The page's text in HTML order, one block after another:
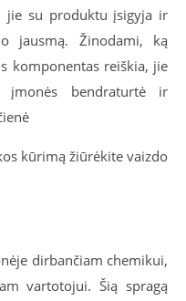
jie su produktu įsigyja ir
jausmą. Žinodami, ką
komponentas reiškia, jie
įmonės bendraturtė ir
kūrimą žiūrėkite vaizdo
dirbančiam chemikui,
vartotojui. Šią spragą